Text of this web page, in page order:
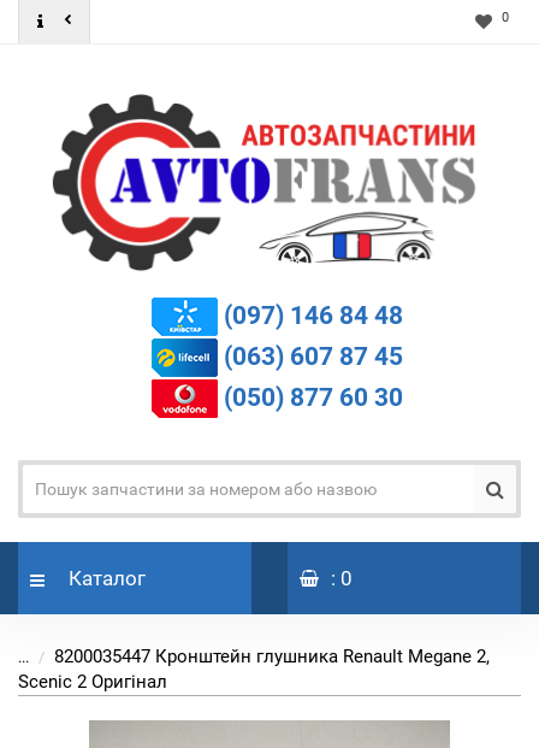
0
(097) 146 84 48
(063) 607 87 45
(050) 877 60 30
Каталог : 0
...
8200035447 Кронштейн глушника Renault Megane 2,
Scenic 2 Оригінал